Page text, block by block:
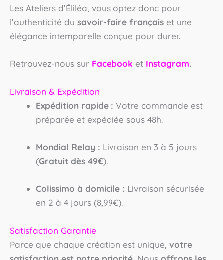
Les Ateliers d’Éliléa, vous optez donc pour
l’authenticité du savoir-faire français et une
élégance intemporelle conçue pour durer.
Retrouvez-nous sur Facebook et Instagram.
Livraison & Expédition
Expédition rapide : Votre commande est
préparée et expédiée sous 48h.
Mondial Relay : Livraison en 3 à 5 jours
(Gratuit dès 49€).
Colissimo à domicile : Livraison sécurisée
en 2 à 4 jours (8,99€).
Satisfaction Garantie
Parce que chaque création est unique, votre